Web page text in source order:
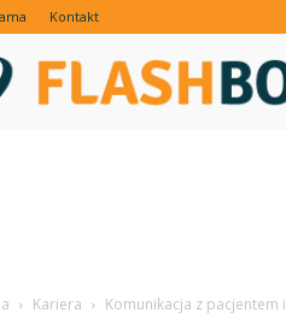
Kontakt
Kariera Komunikacja z